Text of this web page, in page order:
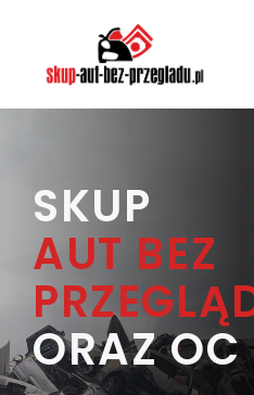
treści
SKUP
AUT BEZ
ORAZ OC